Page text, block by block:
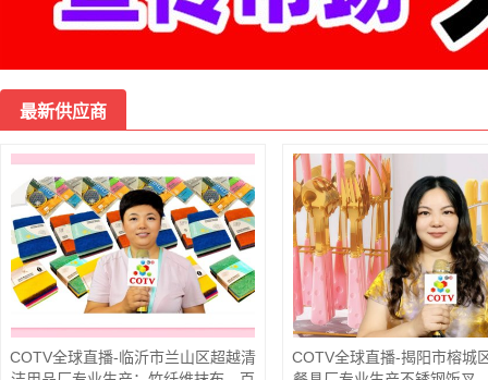
最新供应商
COTV全球直播-邵东市魏家镇霞光电
器厂专业生产：各种鸟笼系列、花篮
系列、冷风机系列、以及取暖器配
件、网罩、铝锅、塑料件、五金件、
电风扇风页等全套配件等产品，欢迎 COTV全球直播-浙江备备多
有限公司研发运行“淘备备
数控车床、综合加工机、数
电动叉车、龙门加工等设备